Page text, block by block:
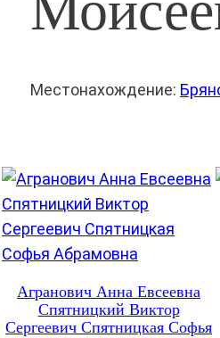
Местонахождение:
Агранович Анна Евсеевна
Спятницкий Виктор
Сергеевич Спятницкая Софья